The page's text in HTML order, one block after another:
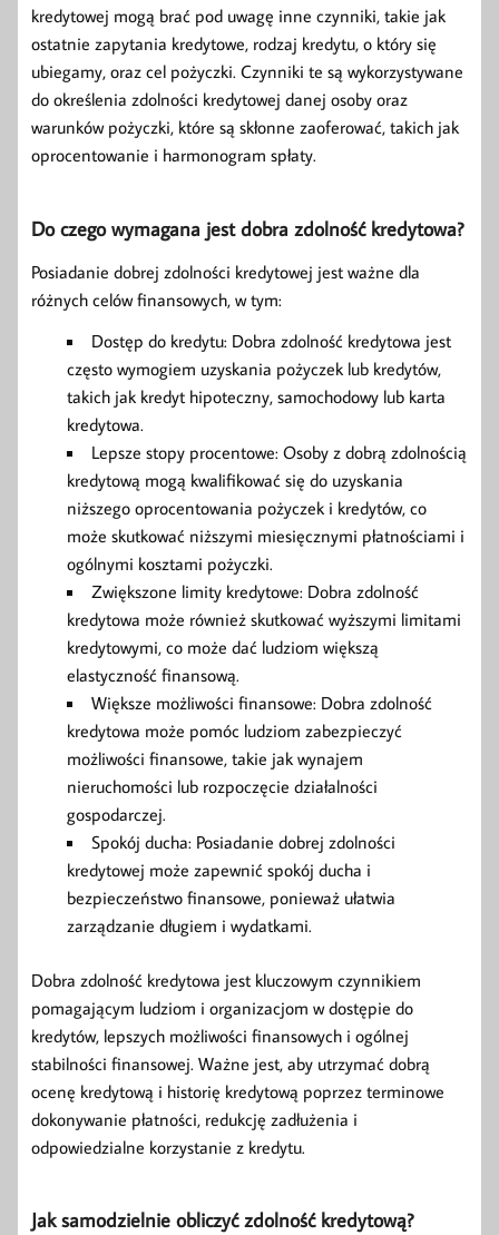
kredytowej mogą brać pod uwagę inne czynniki, takie jak
ostatnie zapytania kredytowe, rodzaj kredytu, o który się
ubiegamy, oraz cel pożyczki. Czynniki te są wykorzystywane
do określenia zdolności kredytowej danej osoby oraz
warunków pożyczki, które są skłonne zaoferować, takich jak
oprocentowanie i harmonogram spłaty.
Do czego wymagana jest dobra zdolność kredytowa?
Posiadanie dobrej zdolności kredytowej jest ważne dla
różnych celów finansowych, w tym:
Dostęp do kredytu: Dobra zdolność kredytowa jest
często wymogiem uzyskania pożyczek lub kredytów,
takich jak kredyt hipoteczny, samochodowy lub karta
kredytowa.
Lepsze stopy procentowe: Osoby z dobrą zdolnością
kredytową mogą kwalifikować się do uzyskania
niższego oprocentowania pożyczek i kredytów, co
może skutkować niższymi miesięcznymi płatnościami i
ogólnymi kosztami pożyczki.
Zwiększone limity kredytowe: Dobra zdolność
kredytowa może również skutkować wyższymi limitami
kredytowymi, co może dać ludziom większą
elastyczność finansową.
Większe możliwości finansowe: Dobra zdolność
kredytowa może pomóc ludziom zabezpieczyć
możliwości finansowe, takie jak wynajem
nieruchomości lub rozpoczęcie działalności
gospodarczej.
Spokój ducha: Posiadanie dobrej zdolności
kredytowej może zapewnić spokój ducha i
bezpieczeństwo finansowe, ponieważ ułatwia
zarządzanie długiem i wydatkami.
Dobra zdolność kredytowa jest kluczowym czynnikiem
pomagającym ludziom i organizacjom w dostępie do
kredytów, lepszych możliwości finansowych i ogólnej
stabilności finansowej. Ważne jest, aby utrzymać dobrą
ocenę kredytową i historię kredytową poprzez terminowe
dokonywanie płatności, redukcję zadłużenia i
odpowiedzialne korzystanie z kredytu.
Jak samodzielnie obliczyć zdolność kredytową?